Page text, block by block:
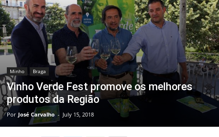
Minho Braga
Vinho Verde Fest promove os melhores
produtos da Região
Por José Carvalho - July 15, 2018